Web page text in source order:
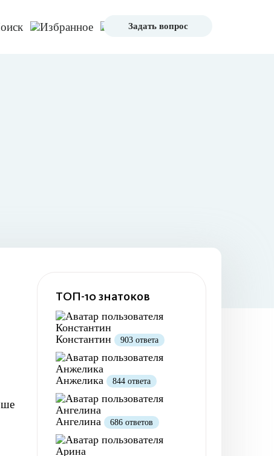
Задать вопрос
ТОП-10 знатоков
Константин 903 ответа
Анжелика 844 ответа
Ангелина 686 ответов